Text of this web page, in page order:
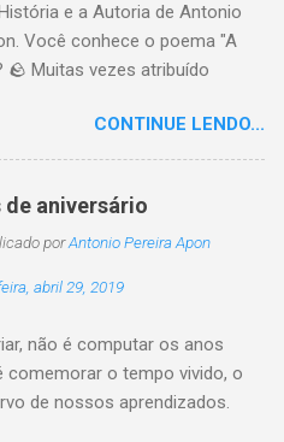
. Segue a sós o caminhante,
sob o céu, sobre o
a vida a caminhar. Vem de
tarda, não demora,
e a Autoria de Antonio
Você conhece o poema "A
🪨 Muitas vezes atribuído
de autoria de Antonio Pereira
pela primeira vez em 1999 no
objeto depende da perspectiva
Se você encontrar este texto
a outros nomes, ajude-nos a
o crédito correto.
CONTINUE LENDO...
aniversário
porAntonio Pereira Apon
abril 29, 2019
não é computar os anos
comemorar o tempo vivido, o
de nossos aprendizados.